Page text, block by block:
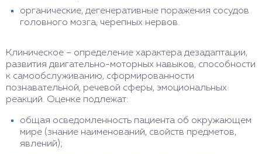
органические, дегенеративные поражения сосудов
головного мозга, черепных нервов.
Клиническое – определение характера дезадаптации,
развития двигательно-моторных навыков, способности
к самообслуживанию, сформированности
познавательной, речевой сферы, эмоциональных
реакций. Оценке подлежат:
общая осведомленность пациента об окружающем
мире (знание наименований, свойств предметов,
явлений);